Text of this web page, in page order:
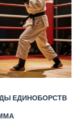
ЕДИНОБОРСТВ